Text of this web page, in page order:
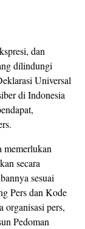
dan
dílindungi
Universal
di Indonesia
memerlukan
secara
sesuai
Pers dan Kode
organisasi pers,
Pedoman